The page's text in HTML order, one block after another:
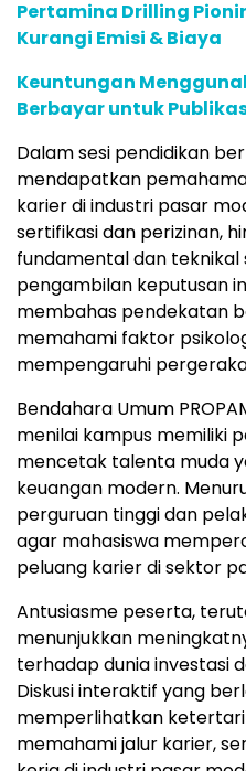
Pertamina Drilling
Kurangi Emisi & Biaya
Keuntungan
Berbayar untuk
Dalam sesi pendidikan
mendapatkan
karier di industri pasar
sertifikasi dan perizinan,
fundamental dan teknikal
pengambilan keputusan
membahas pendekatan
memahami faktor
mempengaruhi
Bendahara Umum
menilai kampus memiliki
mencetak talenta muda
keuangan modern.
perguruan tinggi dan
agar mahasiswa
peluang karier di sektor
Antusiasme peserta,
menunjukkan
terhadap dunia investasi
Diskusi interaktif yang
memperlihatkan
memahami jalur karier,